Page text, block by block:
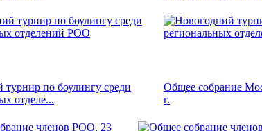
турнир по боулингу среди
отделе...
Общее собрание
г.